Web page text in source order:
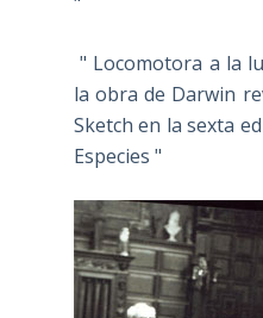
" Locomotora a la
la obra de Darwin
Sketch en la sexta
Especies "